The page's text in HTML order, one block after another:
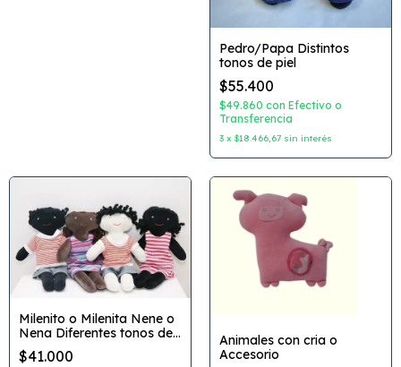
Pedro/Papa Distintos
tonos de piel
$55.400
$49.860 con Efectivo o
Transferencia
3 x $18.466,67 sin interés
Milenito o Milenita Nene o
Nena Diferentes tonos de
piel
$41.000
Animales con cria o
Accesorio